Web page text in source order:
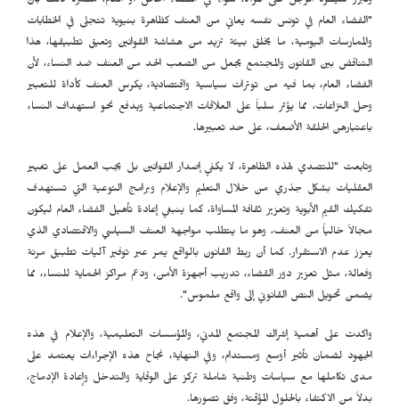
"الفضاء العام في تونس نفسه يعاني من العنف كظاهرة بنيوية تتجلى في الخطابات
والممارسات اليومية، ما يخلق بيئة تزيد من هشاشة القوانين وتعيق تطبيقها، هذا
التناقض بين القانون والمجتمع يجعل من الصعب الحد من العنف ضد النساء، لأن
الفضاء العام، بما فيه من توترات سياسية واقتصادية، يكرس العنف كأداة للتعبير
وحل النزاعات، مما يؤثر سلباً على العلاقات الاجتماعية ويدفع نحو استهداف النساء
باعتبارهن الحلقة الأضعف، على حد تعبيرها.
وتابعت "للتصدي لهذه الظاهرة، لا يكفي إصدار القوانين بل يجب العمل على تغيير
العقليات بشكل جذري من خلال التعليم والإعلام وبرامج التوعية التي تستهدف
تفكيك القيم الأبوية وتعزيز ثقافة المساواة، كما ينبغي إعادة تأهيل الفضاء العام ليكون
مجالاً خالياً من العنف، وهو ما يتطلب مواجهة العنف السياسي والاقتصادي الذي
يعزز عدم الاستقرار. كما أن ربط القانون بالواقع يمر عبر توفير آليات تطبيق مرنة
وفعالة، مثل تعزيز دور القضاء، تدريب أجهزة الأمن، ودعم مراكز الحماية للنساء، مما
يضمن تحويل النص القانوني إلى واقع ملموس".
واكدت على أهمية إشراك المجتمع المدني، والمؤسسات التعليمية، والإعلام في هذه
الجهود لضمان تأثير أوسع ومستدام، وفي النهاية، نجاح هذه الإجراءات يعتمد على
مدى تكاملها مع سياسات وطنية شاملة تركز على الوقاية والتدخل وإعادة الإدماج،
بدلاً من الاكتفاء بالحلول المؤقتة، وفق تصورها.